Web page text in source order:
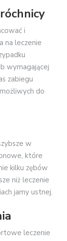
i
na leczenie
wymagającej
zabiegu
do
w
które
kilku zębów
niż leczenie
jamy ustnej.
leczenie